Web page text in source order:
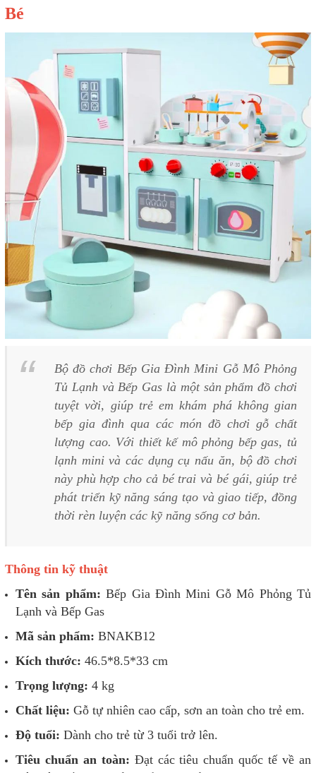
Bé
Bộ đồ chơi Bếp Gia Đình Mini Gỗ Mô Phỏng
Tủ Lạnh và Bếp Gas là một sản phẩm đồ chơi
tuyệt vời, giúp trẻ em khám phá không gian
bếp gia đình qua các món đồ chơi gỗ chất
lượng cao. Với thiết kế mô phỏng bếp gas, tủ
lạnh mini và các dụng cụ nấu ăn, bộ đồ chơi
này phù hợp cho cả bé trai và bé gái, giúp trẻ
phát triển kỹ năng sáng tạo và giao tiếp, đồng
thời rèn luyện các kỹ năng sống cơ bản.
Thông tin kỹ thuật
Tên sản phẩm: Bếp Gia Đình Mini Gỗ Mô Phỏng Tủ
Lạnh và Bếp Gas
Mã sản phẩm: BNAKB12
Kích thước: 46.5*8.5*33 cm
Trọng lượng: 4 kg
Chất liệu: Gỗ tự nhiên cao cấp, sơn an toàn cho trẻ em.
Độ tuổi: Dành cho trẻ từ 3 tuổi trở lên.
Tiêu chuẩn an toàn: Đạt các tiêu chuẩn quốc tế về an